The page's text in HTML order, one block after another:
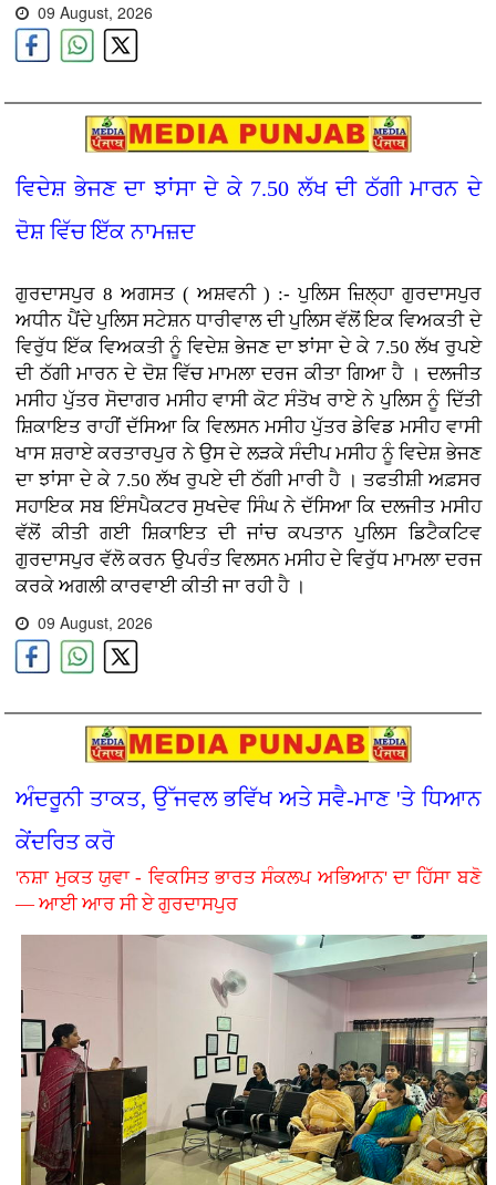
09 August, 2026
ਵਿਦੇਸ਼ ਭੇਜਣ ਦਾ ਝਾਂਸਾ ਦੇ ਕੇ 7.50 ਲੱਖ ਦੀ ਠੱਗੀ ਮਾਰਨ ਦੇ
ਦੋਸ਼ ਵਿੱਚ ਇੱਕ ਨਾਮਜ਼ਦ
ਗੁਰਦਾਸਪੁਰ 8 ਅਗਸਤ ( ਅਸ਼ਵਨੀ ) :- ਪੁਲਿਸ ਜ਼ਿਲ੍ਹਾ ਗੁਰਦਾਸਪੁਰ
ਅਧੀਨ ਪੈਂਦੇ ਪੁਲਿਸ ਸਟੇਸ਼ਨ ਧਾਰੀਵਾਲ ਦੀ ਪੁਲਿਸ ਵੱਲੋਂ ਇਕ ਵਿਅਕਤੀ ਦੇ
ਵਿਰੁੱਧ ਇੱਕ ਵਿਅਕਤੀ ਨੂੰ ਵਿਦੇਸ਼ ਭੇਜਣ ਦਾ ਝਾਂਸਾ ਦੇ ਕੇ 7.50 ਲੱਖ ਰੁਪਏ
ਦੀ ਠੱਗੀ ਮਾਰਨ ਦੇ ਦੋਸ਼ ਵਿੱਚ ਮਾਮਲਾ ਦਰਜ ਕੀਤਾ ਗਿਆ ਹੈ । ਦਲਜੀਤ
ਮਸੀਹ ਪੁੱਤਰ ਸੋਦਾਗਰ ਮਸੀਹ ਵਾਸੀ ਕੋਟ ਸੰਤੋਖ ਰਾਏ ਨੇ ਪੁਲਿਸ ਨੂੰ ਦਿੱਤੀ
ਸ਼ਿਕਾਇਤ ਰਾਹੀਂ ਦੱਸਿਆ ਕਿ ਵਿਲਸਨ ਮਸੀਹ ਪੁੱਤਰ ਡੇਵਿਡ ਮਸੀਹ ਵਾਸੀ
ਖਾਸ ਸ਼ਰਾਏ ਕਰਤਾਰਪੁਰ ਨੇ ਉਸ ਦੇ ਲੜਕੇ ਸੰਦੀਪ ਮਸੀਹ ਨੂੰ ਵਿਦੇਸ਼ ਭੇਜਣ
ਦਾ ਝਾਂਸਾ ਦੇ ਕੇ 7.50 ਲੱਖ ਰੁਪਏ ਦੀ ਠੱਗੀ ਮਾਰੀ ਹੈ । ਤਫਤੀਸ਼ੀ ਅਫ਼ਸਰ
ਸਹਾਇਕ ਸਬ ਇੰਸਪੈਕਟਰ ਸੁਖਦੇਵ ਸਿੰਘ ਨੇ ਦੱਸਿਆ ਕਿ ਦਲਜੀਤ ਮਸੀਹ
ਵੱਲੋਂ ਕੀਤੀ ਗਈ ਸ਼ਿਕਾਇਤ ਦੀ ਜਾਂਚ ਕਪਤਾਨ ਪੁਲਿਸ ਡਿਟੈਕਟਿਵ
ਗੁਰਦਾਸਪੁਰ ਵੱਲੋ ਕਰਨ ਉਪਰੰਤ ਵਿਲਸਨ ਮਸੀਹ ਦੇ ਵਿਰੁੱਧ ਮਾਮਲਾ ਦਰਜ
ਕਰਕੇ ਅਗਲੀ ਕਾਰਵਾਈ ਕੀਤੀ ਜਾ ਰਹੀ ਹੈ ।
09 August, 2026
ਅੰਦਰੂਨੀ ਤਾਕਤ, ਉੱਜਵਲ ਭਵਿੱਖ ਅਤੇ ਸਵੈ-ਮਾਣ 'ਤੇ ਧਿਆਨ
ਕੇਂਦਰਿਤ ਕਰੋ
'ਨਸ਼ਾ ਮੁਕਤ ਯੁਵਾ - ਵਿਕਸਿਤ ਭਾਰਤ ਸੰਕਲਪ ਅਭਿਆਨ' ਦਾ ਹਿੱਸਾ ਬਣੋ
— ਆਈ ਆਰ ਸੀ ਏ ਗੁਰਦਾਸਪੁਰ